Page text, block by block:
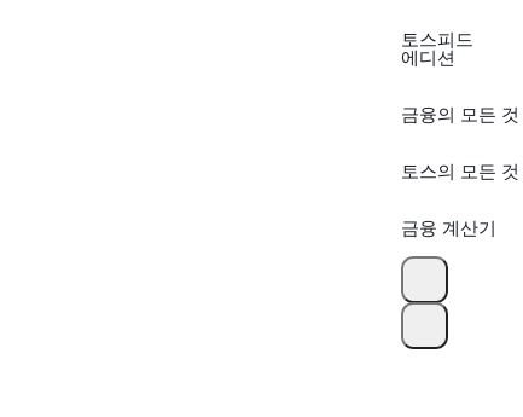
토스피드
에디션
금융의 모든 것
토스의 모든 것
금융 계산기